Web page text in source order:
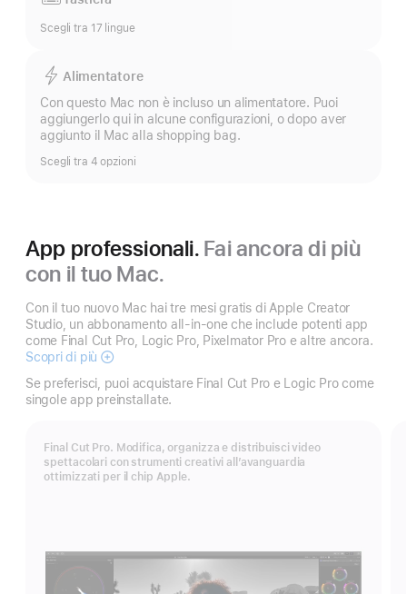
Scegli tra 17 lingue
Alimentatore
Con questo Mac non è incluso un alimentatore. Puoi
aggiungerlo qui in alcune configurazioni, o dopo aver
aggiunto il Mac alla shopping bag.
Scegli tra 4 opzioni
App professionali. Fai ancora di più
con il tuo Mac.
Con il tuo nuovo Mac hai tre mesi gratis di Apple Creator
Studio, un abbonamento all-in-one che include potenti app
come Final Cut Pro, Logic Pro, Pixelmator Pro e altre ancora.
Scopri di più Apple
Studio
Se preferisci, puoi acquistare Final Cut Pro e Logic Pro come
singole app preinstallate.
Final Cut Pro. Modifica, organizza e distribuisci video
spettacolari con strumenti creativi all’avanguardia
ottimizzati per il chip Apple.